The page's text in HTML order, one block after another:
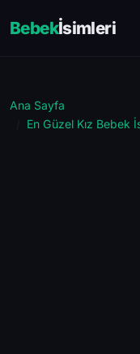
Bebekİsimleri
Ana Sayfa
En Güzel Kız Bebek